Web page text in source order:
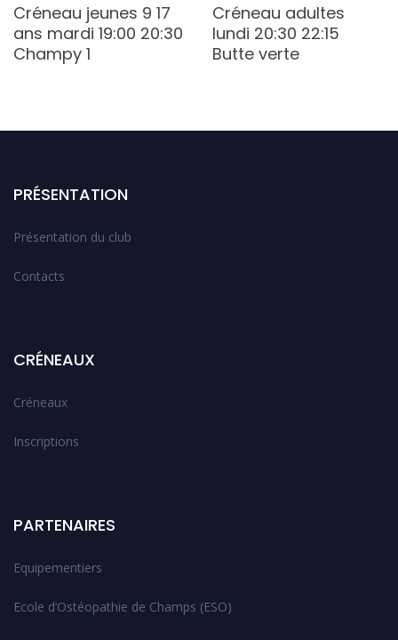
Créneau jeunes 9 17
ans mardi 19:00 20:30
Champy 1
Créneau adultes
lundi 20:30 22:15
Butte verte
PRÉSENTATION
Présentation du club
Contacts
CRÉNEAUX
Créneaux
Inscriptions
PARTENAIRES
Equipementiers
Ecole d’Ostéopathie de Champs (ESO)